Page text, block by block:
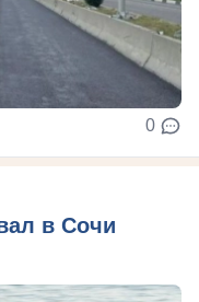
0
в Сочи